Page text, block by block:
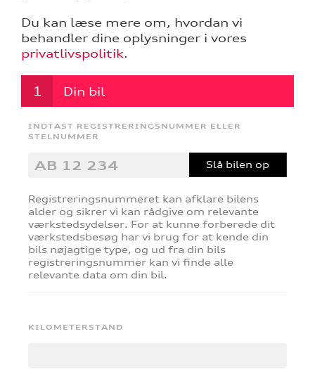
Du kan læse mere om, hvordan vi
behandler dine oplysninger i vores
privatlivspolitik.
Din bil
INDTAST REGISTRERINGSNUMMER ELLER
STELNUMMER
Slå bilen op
Registreringsnummeret kan afklare bilens
alder og sikrer vi kan rådgive om relevante
værkstedsydelser.​ For at kunne forberede dit
værkstedsbesøg har vi brug for at kende din
bils nøjagtige type, og ud fra din bils
registreringsnummer kan vi finde alle
relevante data om din bil.
KILOMETERSTAND